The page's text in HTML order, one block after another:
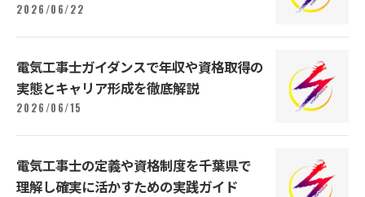
2026/06/22
電気工事士ガイダンスで年収や資格取得の
実態とキャリア形成を徹底解説
2026/06/15
電気工事士の定義や資格制度を千葉県で
理解し確実に活かすための実践ガイド